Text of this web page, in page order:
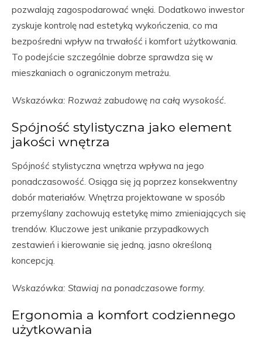
pozwalają zagospodarować wnęki. Dodatkowo inwestor
zyskuje kontrolę nad estetyką wykończenia, co ma
bezpośredni wpływ na trwałość i komfort użytkowania.
To podejście szczególnie dobrze sprawdza się w
mieszkaniach o ograniczonym metrażu.
Wskazówka: Rozważ zabudowę na całą wysokość.
Spójność stylistyczna jako element
jakości wnętrza
Spójność stylistyczna wnętrza wpływa na jego
ponadczasowość. Osiąga się ją poprzez konsekwentny
dobór materiałów. Wnętrza projektowane w sposób
przemyślany zachowują estetykę mimo zmieniających się
trendów. Kluczowe jest unikanie przypadkowych
zestawień i kierowanie się jedną, jasno określoną
koncepcją.
Wskazówka: Stawiaj na ponadczasowe formy.
Ergonomia a komfort codziennego
użytkowania